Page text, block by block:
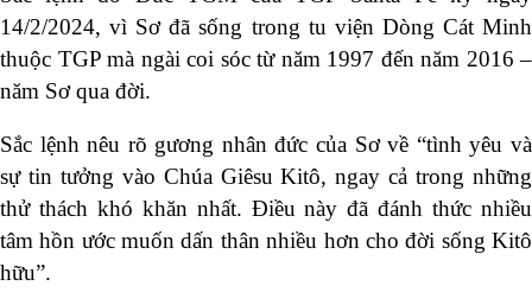
14/2/2024, vì Sơ đã sống trong tu viện Dòng Cát Minh
thuộc TGP mà ngài coi sóc từ năm 1997 đến năm 2016 –
năm Sơ qua đời.
Sắc lệnh nêu rõ gương nhân đức của Sơ về “tình yêu và
sự tin tưởng vào Chúa Giêsu Kitô, ngay cả trong những
thử thách khó khăn nhất. Điều này đã đánh thức nhiều
tâm hồn ước muốn dấn thân nhiều hơn cho đời sống Kitô
hữu”.